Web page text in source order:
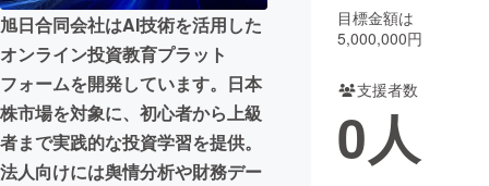
ビジネス・起業 チャレンジ
まちづくり・地域活性化
CAMPFIRE for Social Good
CAMPFIRE Creation
旭日合同会社はAI技術を活用した
オンライン投資教育プラット
フォームを開発しています。日本
株市場を対象に、初心者から上級
者まで実践的な投資学習を提供。
法人向けには舆情分析や財務デー
目標金額は
5,000,000円
支援者数
0人